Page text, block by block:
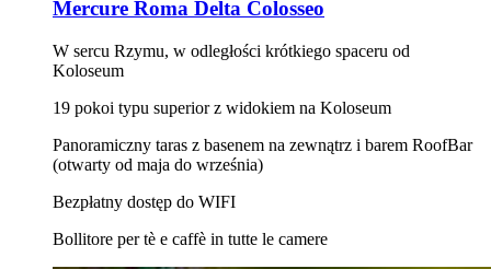
Mercure Roma Delta Colosseo
W sercu Rzymu, w odległości krótkiego spaceru od
Koloseum
19 pokoi typu superior z widokiem na Koloseum
Panoramiczny taras z basenem na zewnątrz i barem RoofBar
(otwarty od maja do września)
Bezpłatny dostęp do WIFI
Bollitore per tè e caffè in tutte le camere